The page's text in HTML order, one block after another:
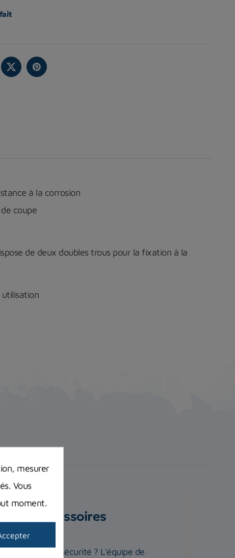
à la corrosion
coupe
de deux doubles trous pour la fixation à la
utilisation
accessoires
quiétude et sécurité ? L'équipe de
mesurer
Vous
moment.